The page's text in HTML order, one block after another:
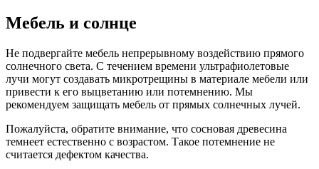
Мебель и солнце
Не подвергайте мебель непрерывному воздействию прямого
солнечного света. С течением времени ультрафиолетовые
лучи могут создавать микротрещины в материале мебели или
привести к его выцветанию или потемнению. Мы
рекомендуем защищать мебель от прямых солнечных лучей.
Пожалуйста, обратите внимание, что сосновая древесина
темнеет естественно с возрастом. Такое потемнение не
считается дефектом качества.